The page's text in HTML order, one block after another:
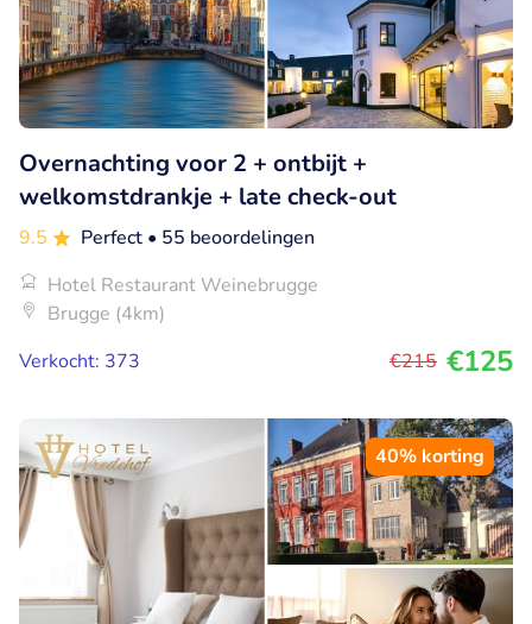
Overnachting voor 2 + ontbijt +
welkomstdrankje + late check-out
9.5 Perfect • 55 beoordelingen
Hotel Restaurant Weinebrugge
Brugge (4km)
Verkocht: 373
€215 €125
40% korting